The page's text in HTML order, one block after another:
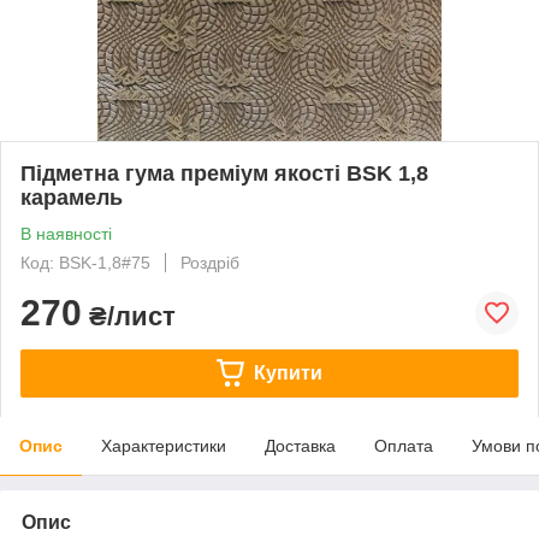
Підметна гума преміум якості BSK 1,8
карамель
В наявності
Код: BSK-1,8#75
Роздріб
270 ₴/лист
Купити
Опис Характеристики Доставка Оплата Умови
Опис